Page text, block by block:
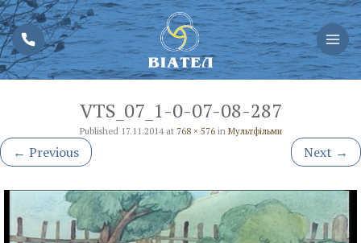
VTS_07_1-0-07-08-287
Published 17.11.2014at 768 × 576in Мультфільми
← Previous Next →